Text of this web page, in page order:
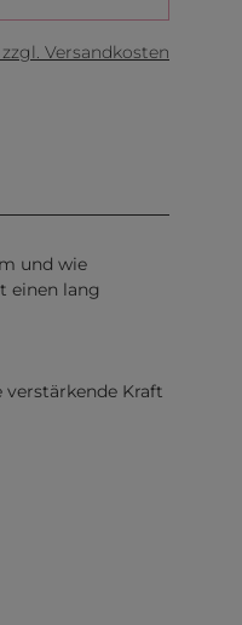
Versandkosten
und wie
einen lang
Kraft